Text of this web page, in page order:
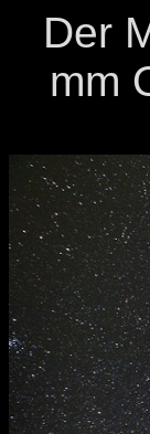
Der
mm